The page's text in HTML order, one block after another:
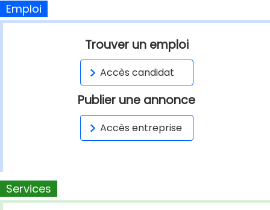
Emploi
Trouver un emploi
Accès candidat
Publier une annonce
Accès entreprise
Services